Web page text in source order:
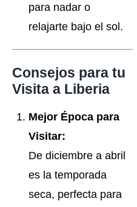
para nadar o
relajarte bajo el sol.
Consejos para tu
Visita a Liberia
Mejor Época para
Visitar:
De diciembre a abril
es la temporada
seca, perfecta para